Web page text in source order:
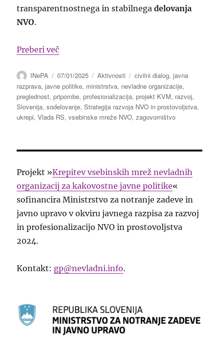
transparentnostnega in stabilnegadelovanja
NVO.
Preberi več“Pripombe na osnutek Strategije
Avtor
INePA
Objavljeno
dne
07/01/2025 Kategorije
Aktivnosti Oznake
civilni dialog,javna
razprava,javne politike, ministrstva, nevladne organizacije,
preglednost,pripombe,profesionalizacija,projekt KVM, razvoj,
Slovenija,sodelovanje,Strategija razvoja NVO in prostovoljstva,
ukrepi,Vlada RS,vsebinske mreže NVO,zagovorništvo
Projekt »Krepitev vsebinskih mrež nevladnih
organizacij za kakovostne javne politike«
sofinancira Ministrstvo za notranje zadeve in
javno upravo v okviru javnega razpisa za razvoj
in profesionalizacijo NVO in prostovoljstva
2024.
Kontakt: gp@nevladni.info.